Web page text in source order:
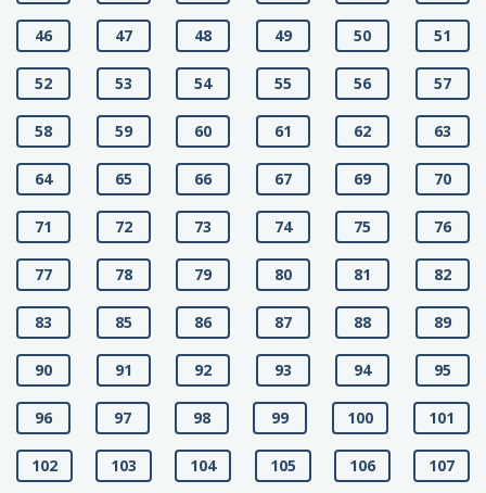
46 47 48 49 50 51
52 53 54 55 56 57
58 59 60 61 62 63
64 65 66 67 69 70
71 72 73 74 75 76
77 78 79 80 81 82
83 85 86 87 88 89
90 91 92 93 94 95
96 97 98 99 100 101
102 103 104 105 106 107